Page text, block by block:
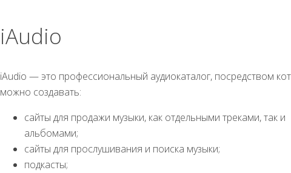
iAudio
iAudio — это профессиональный аудиокаталог, посредством
можно создавать:
сайты для продажи музыки, как отдельными треками, так и
альбомами;
сайты для прослушивания и поиска музыки;
подкасты;